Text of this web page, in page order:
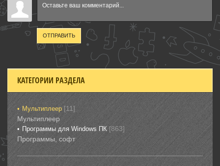
ОТПРАВИТЬ
КАТЕГОРИИ РАЗДЕЛА
Мультиплеер [11]
Мультиплеер
Программы для Windows ПК [863]
Программы, софт